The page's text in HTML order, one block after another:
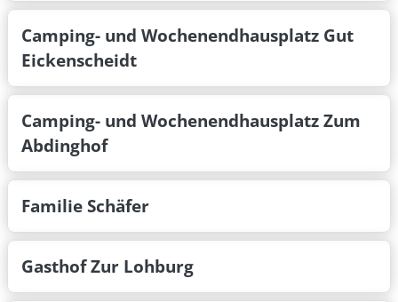
Camping- und Wochenendhausplatz Gut
Eickenscheidt
Camping- und Wochenendhausplatz Zum
Abdinghof
Familie Schäfer
Gasthof Zur Lohburg